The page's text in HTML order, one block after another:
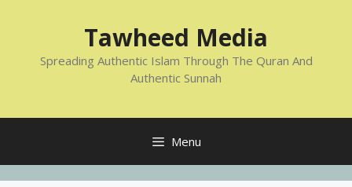
Tawheed Media
Spreading Authentic Islam Through The Quran And
Authentic Sunnah
Menu